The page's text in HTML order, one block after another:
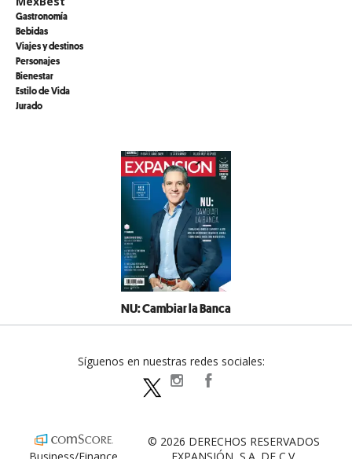
Gastronomía
Bebidas
Viajes y destinos
Personajes
Bienestar
Estilo de Vida
Jurado
NU: Cambiar la Banca
Síguenos en nuestras redes sociales:
expansionpolitica
© 2026 DERECHOS RESERVADOS